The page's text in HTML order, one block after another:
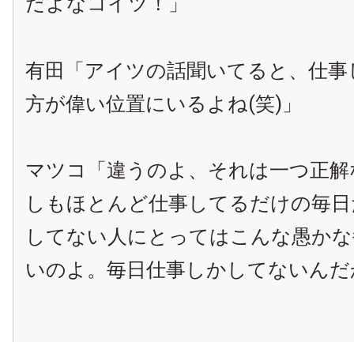
有田「アイツの話聞いてると、仕
方が偉い位置にいるよね(笑) 」
マツコ「違うのよ、それは一つ正
しもほとんど仕事してるだけの毎
してない人にとってはこんな愚か
いのよ。毎日仕事しかしてないん